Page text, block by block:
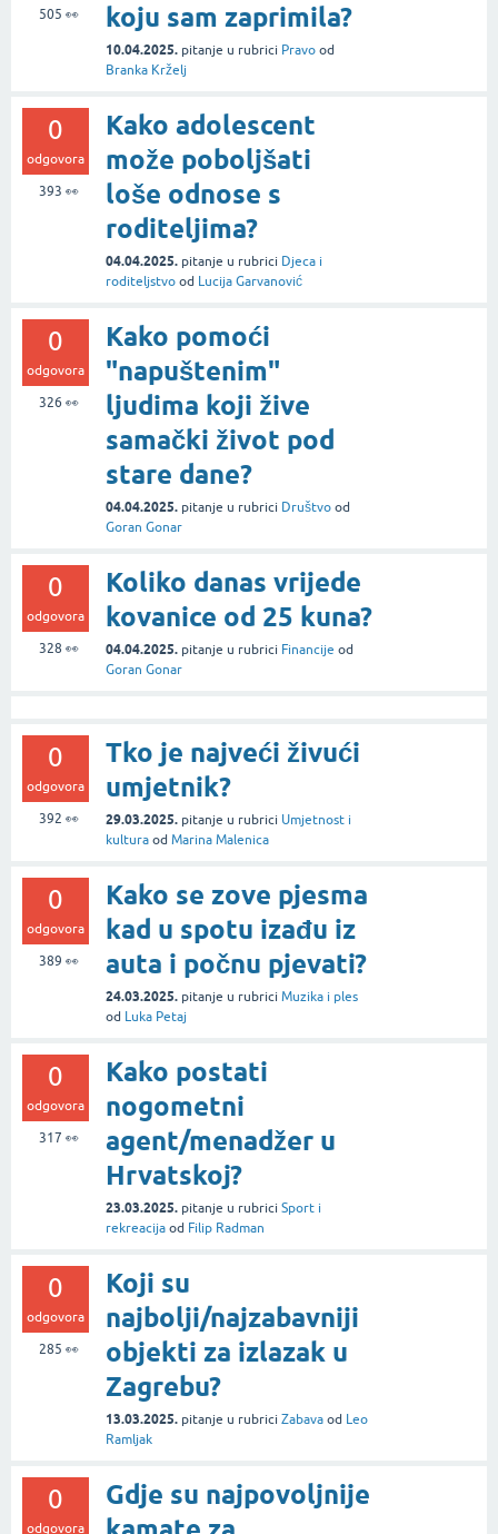
505 👀
koju sam zaprimila?
10.04.2025. pitanje u rubrici Pravo od
Branka Krželj
0
odgovora
393 👀
Kako adolescent
može poboljšati
loše odnose s
roditeljima?
04.04.2025. pitanje u rubrici Djeca i
roditeljstvo od Lucija Garvanović
0
odgovora
326 👀
Kako pomoći
"napuštenim"
ljudima koji žive
samački život pod
stare dane?
04.04.2025. pitanje u rubrici Društvo od
Goran Gonar
0
odgovora
328 👀
Koliko danas vrijede
kovanice od 25 kuna?
04.04.2025. pitanje u rubrici Financije od
Goran Gonar
0
odgovora
392 👀
Tko je najveći živući
umjetnik?
29.03.2025. pitanje u rubrici Umjetnost i
kultura od Marina Malenica
0
odgovora
389 👀
Kako se zove pjesma
kad u spotu izađu iz
auta i počnu pjevati?
24.03.2025. pitanje u rubrici Muzika i ples
od Luka Petaj
0
odgovora
317 👀
Kako postati
nogometni
agent/menadžer u
Hrvatskoj?
23.03.2025. pitanje u rubrici Sport i
rekreacija od Filip Radman
0
odgovora
285 👀
Koji su
najbolji/najzabavniji
objekti za izlazak u
Zagrebu?
13.03.2025. pitanje u rubrici Zabava od Leo
Ramljak
0
odgovora
Gdje su najpovoljnije